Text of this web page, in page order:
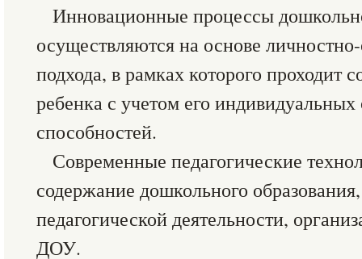
Инновационные процессы
осуществляются на основе
подхода, в рамках которого проходит
ребенка с учетом его
способностей.
Современные педагогические
содержание дошкольного
педагогической деятельности,
ДОУ.